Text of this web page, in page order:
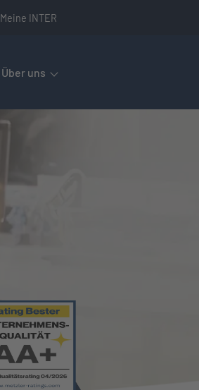
Meine INTER
Leertaste oder Pfeil nach unten.
Über uns